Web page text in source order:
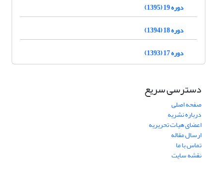
دوره 19 (1395)
دوره 18 (1394)
دوره 17 (1393)
دسترسی سریع
صفحه اصلی
درباره نشریه
اعضای هیات تحریریه
ارسال مقاله
تماس با ما
نقشه سایت